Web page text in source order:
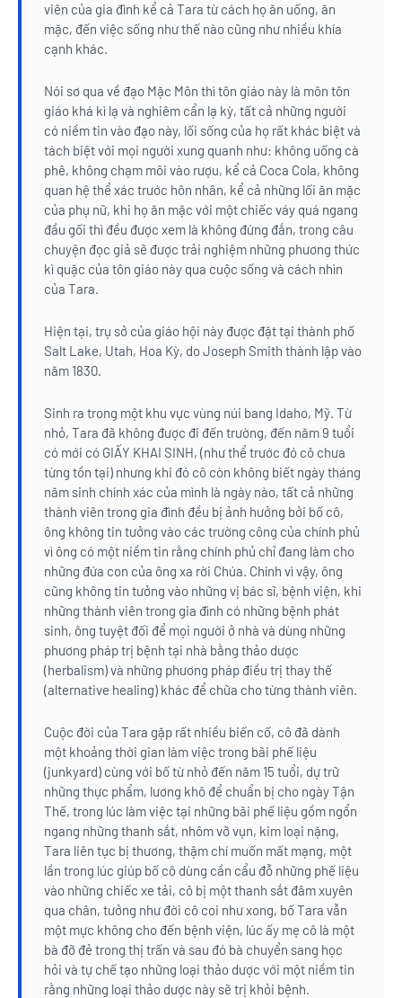
viên của gia đình kể cả Tara từ cách họ ăn uống, ăn
mặc, đến việc sống như thế nào cũng như nhiều khía
cạnh khác.
Nói sơ qua về đạo Mặc Môn thì tôn giáo này là môn tôn
giáo khá kì lạ và nghiêm cẩn lạ kỳ, tất cả những người
có niềm tin vào đạo này, lối sống của họ rất khác biệt và
tách biệt với mọi người xung quanh như: không uống cà
phê, không chạm môi vào rượu, kể cả Coca Cola, không
quan hệ thể xác trước hôn nhân, kể cả những lối ăn mặc
của phụ nữ, khi họ ăn mặc với một chiếc váy quá ngang
đầu gối thì đều được xem là không đứng đắn, trong câu
chuyện đọc giả sẽ được trải nghiệm những phương thức
kì quặc của tôn giáo này qua cuộc sống và cách nhìn
của Tara.
Hiện tại, trụ sở của giáo hội này được đặt tại thành phố
Salt Lake, Utah, Hoa Kỳ, do Joseph Smith thành lập vào
năm 1830.
Sinh ra trong một khu vực vùng núi bang Idaho, Mỹ. Từ
nhỏ, Tara đã không được đi đến trường, đến năm 9 tuổi
có mới có GIẤY KHAI SINH, (như thể trước đó cô chưa
từng tồn tại) nhưng khi đó cô còn không biết ngày tháng
năm sinh chính xác của mình là ngày nào, tất cả những
thành viên trong gia đình đều bị ảnh hưởng bởi bố cô,
ông không tin tưởng vào các trường công của chính phủ
vì ông có một niềm tin rằng chính phủ chỉ đang làm cho
những đứa con của ông xa rời Chúa. Chính vì vậy, ông
cũng không tin tưởng vào những vị bác sĩ, bệnh viện, khi
những thành viên trong gia đình có những bệnh phát
sinh, ông tuyệt đối để mọi người ở nhà và dùng những
phương pháp trị bệnh tại nhà bằng thảo dược
(herbalism) và những phương pháp điều trị thay thế
(alternative healing) khác để chữa cho từng thành viên.
Cuộc đời của Tara gặp rất nhiều biến cố, cô đã dành
một khoảng thời gian làm việc trong bãi phế liệu
(junkyard) cùng với bố từ nhỏ đến năm 15 tuổi, dự trữ
những thực phẩm, lương khô để chuẩn bị cho ngày Tận
Thế, trong lúc làm việc tại những bãi phế liệu gồm ngổn
ngang những thanh sắt, nhôm vỡ vụn, kim loại nặng,
Tara liên tục bị thương, thậm chí muốn mất mạng, một
lần trong lúc giúp bố cô dùng cần cẩu đỗ những phế liệu
vào những chiếc xe tải, cô bị một thanh sắt đâm xuyên
qua chân, tưởng như đời cô coi như xong, bố Tara vẫn
một mực không cho đến bệnh viện, lúc ấy mẹ cô là một
bà đỡ đẻ trong thị trấn và sau đó bà chuyển sang học
hỏi và tự chế tạo những loại thảo dược với một niềm tin
rằng những loại thảo dược này sẽ trị khỏi bệnh.